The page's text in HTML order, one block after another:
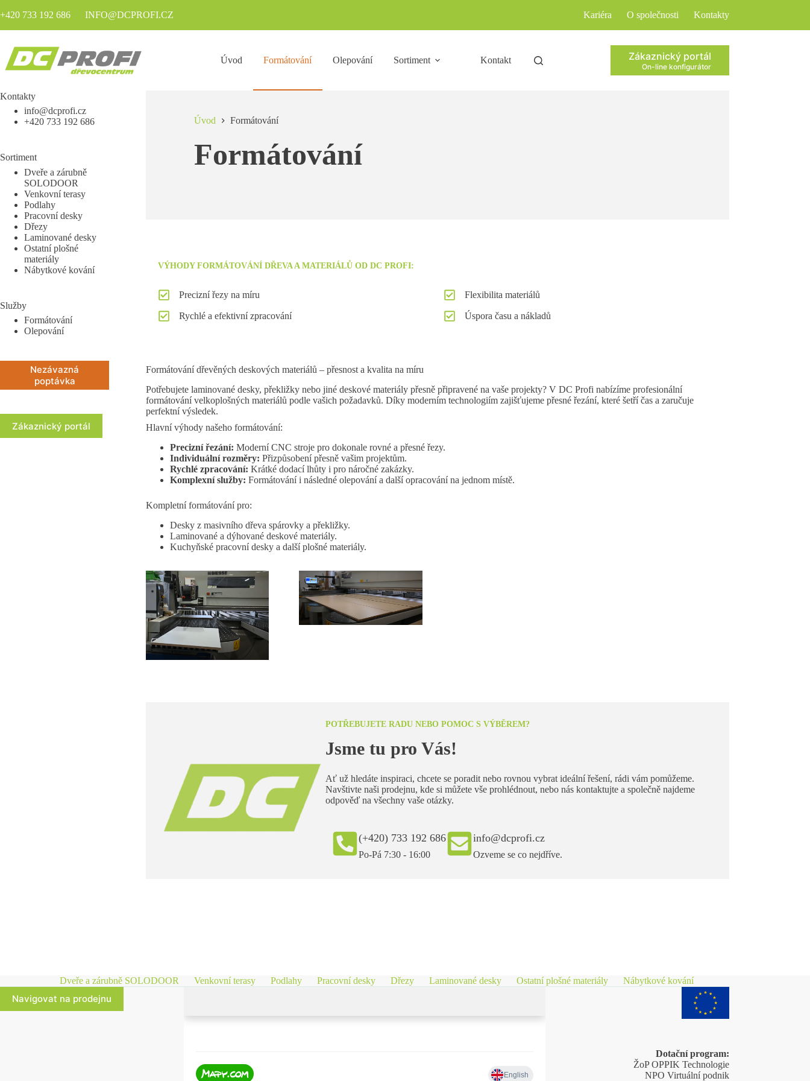
+420 733 192 686 INFO@DCPROFI.CZ Kariéra O společnosti Kontakty
Úvod Formátování Olepování Sortiment Kontakt Zákaznický portál
On-line konfigurátor
Úvod Formátování
Formátování
VÝHODY FORMÁTOVÁNÍ DŘEVA A MATERIÁLŮ OD DC PROFI:
Precizní řezy na míru
Rychlé a efektivní zpracování
Flexibilita materiálů
Úspora času a nákladů
Formátování dřevěných deskových materiálů – přesnost a kvalita na míru
Potřebujete laminované desky, překližky nebo jiné deskové materiály přesně připravené na vaše projekty? V DC Profi nabízíme profesionální
formátování velkoplošných materiálů podle vašich požadavků. Díky moderním technologiím zajišťujeme přesné řezání, které šetří čas a zaručuje
perfektní výsledek.
Hlavní výhody našeho formátování:
Precizní řezání: Moderní CNC stroje pro dokonale rovné a přesné řezy.
Individuální rozměry: Přizpůsobení přesně vašim projektům.
Rychlé zpracování: Krátké dodací lhůty i pro náročné zakázky.
Komplexní služby: Formátování i následné olepování a další opracování na jednom místě.
Kompletní formátování pro:
Desky z masivního dřeva spárovky a překližky.
Laminované a dýhované deskové materiály.
Kuchyňské pracovní desky a další plošné materiály.
POTŘEBUJETE RADU NEBO POMOC S VÝBĚREM?
Jsme tu pro Vás!
Ať už hledáte inspiraci, chcete se poradit nebo rovnou vybrat ideální řešení, rádi vám pomůžeme.
Navštivte naši prodejnu, kde si můžete vše prohlédnout, nebo nás kontaktujte a společně najdeme
odpověď na všechny vaše otázky.
(+420) 733 192 686
Po-Pá 7:30 - 16:00
info@dcprofi.cz
Ozveme se co nejdříve.
Kontakty
info@dcprofi.cz
+420 733 192 686
Sortiment
Dveře a zárubně
SOLODOOR
Venkovní terasy
Podlahy
Pracovní desky
Dřezy
Laminované desky
Ostatní plošné
materiály
Nábytkové kování
Služby
Formátování
Olepování
Nezávazná
poptávka
Zákaznický portál
Dveře a zárubně SOLODOOR Venkovní terasy Podlahy Pracovní desky Dřezy Laminované desky Ostatní plošné materiály Nábytkové kování
Navigovat na prodejnu
Dotační program:
ŽoP OPPIK Technologie
NPO Virtuální podnik